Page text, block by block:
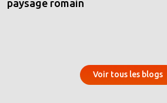
paysage romain
Voir tous les blogs